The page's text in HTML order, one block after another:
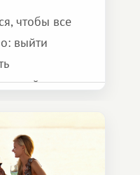
чтобы все
выйти
курорта.